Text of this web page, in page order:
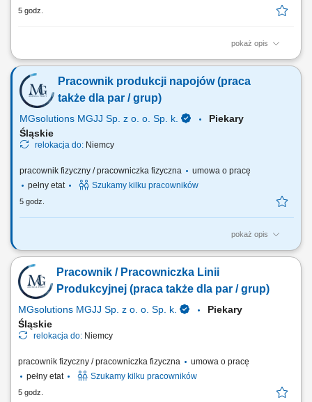
5 godz.
pokaż opis
Opis stanowiska: Planowanie i bieżąca koordynacja procesów
produkcyjnych w zakładzie. Zarządzanie zespołem produkcyjnym i
logistycznym liczącym 10–20 osób. Nadzór nad realizacją planów
produkcyjnych oraz terminowością zadań. Kontrola jakości produktów
oraz przestrzeganie...
Pracownik produkcji napojów (praca
także dla par / grup)
MGsolutions MGJJ Sp. z o. o. Sp. k.
Piekary
Śląskie
relokacja do: Niemcy
pracownik fizyczny / pracowniczka fizyczna
umowa o pracę
pełny etat
Szukamy kilku pracowników
5 godz.
pokaż opis
Opis stanowiska Proste prace produkcyjne przy taśmie (np. obsługa
prostych maszyn) Pakowanie napojów; Etykietowanie; Kontrola jakości;
Inne prace pomocnicze;
Pracownik / Pracowniczka Linii
Produkcyjnej (praca także dla par / grup)
MGsolutions MGJJ Sp. z o. o. Sp. k.
Piekary
Śląskie
relokacja do: Niemcy
pracownik fizyczny / pracowniczka fizyczna
umowa o pracę
pełny etat
Szukamy kilku pracowników
5 godz.